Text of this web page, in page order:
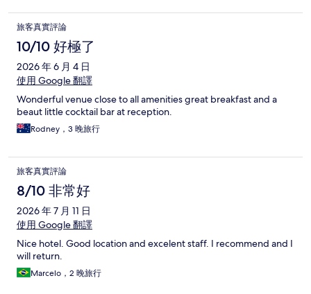
旅客真實評論
10/10 好極了
2026 年 6 月 4 日
使用 Google 翻譯
Wonderful venue close to all amenities great breakfast and a
beaut little cocktail bar at reception.
Rodney，3 晚旅行
旅客真實評論
8/10 非常好
2026 年 7 月 11 日
使用 Google 翻譯
Nice hotel. Good location and excelent staff. I recommend and I
will return.
Marcelo，2 晚旅行